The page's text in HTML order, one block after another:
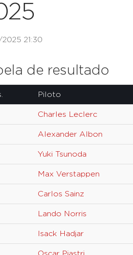
2025 21:30
de resultado
Piloto
Charles Leclerc
Alexander Albon
Yuki Tsunoda
Max Verstappen
Carlos Sainz
Lando Norris
Isack Hadjar